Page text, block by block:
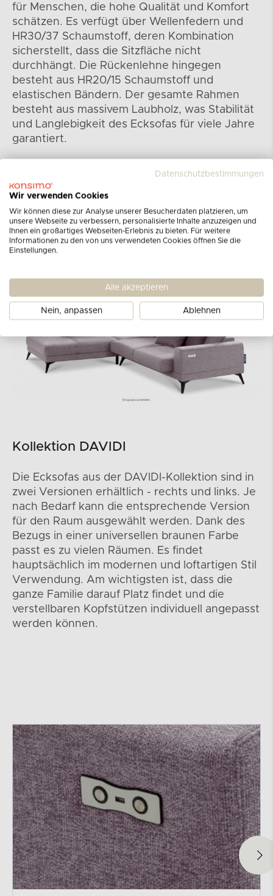
für Menschen, die hohe Qualität und Komfort
schätzen. Es verfügt über Wellenfedern und
HR30/37 Schaumstoff, deren Kombination
sicherstellt, dass die Sitzfläche nicht
durchhängt. Die Rückenlehne hingegen
besteht aus HR20/15 Schaumstoff und
elastischen Bändern. Der gesamte Rahmen
besteht aus massivem Laubholz, was Stabilität
und Langlebigkeit des Ecksofas für viele Jahre
garantiert.
Kollektion DAVIDI
Die Ecksofas aus der DAVIDI-Kollektion sind in
zwei Versionen erhältlich - rechts und links. Je
nach Bedarf kann die entsprechende Version
für den Raum ausgewählt werden. Dank des
Bezugs in einer universellen braunen Farbe
passt es zu vielen Räumen. Es findet
hauptsächlich im modernen und loftartigen Stil
Verwendung. Am wichtigsten ist, dass die
ganze Familie darauf Platz findet und die
verstellbaren Kopfstützen individuell angepasst
werden können.
Datenschutzbestimmungen
Wir verwenden Cookies
Wir können diese zur Analyse unserer Besucherdaten platzieren, um
unsere Webseite zu verbessern, personalisierte Inhalte anzuzeigen und
Ihnen ein großartiges Webseiten-Erlebnis zu bieten. Für weitere
Informationen zu den von uns verwendeten Cookies öffnen Sie die
Einstellungen.
Alle akzeptieren
Nein, anpassen Ablehnen